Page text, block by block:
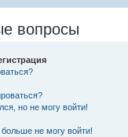
вопросы
но не могу войти!
не могу войти!